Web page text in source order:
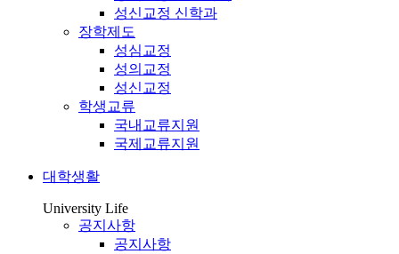
성신교정 신학과
장학제도
성심교정
성의교정
성신교정
학생교류
국내교류지원
국제교류지원
대학생활
University Life
공지사항
공지사항